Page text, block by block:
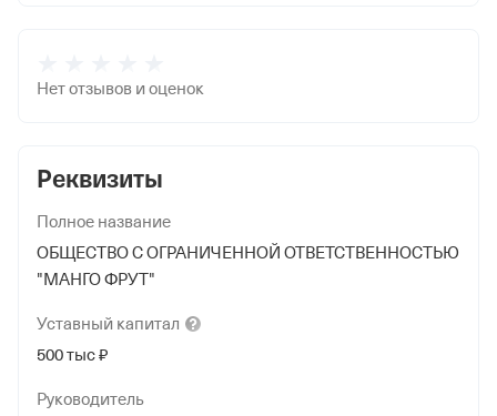
Реквизиты
Полное название
ОБЩЕСТВО С ОГРАНИЧЕННОЙ ОТВЕТСТВЕННОСТЬЮ
"МАНГО ФРУТ"
Уставный капитал
500 тыс ₽
Руководитель
Нет отзывов и оценок